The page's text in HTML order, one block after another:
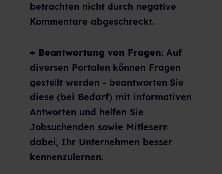
betrachten nicht durch negative
Kommentare abgeschreckt.
+ Beantwortung von Fragen: Auf
diversen Portalen können Fragen
gestellt werden - beantworten Sie
diese (bei Bedarf) mit informativen
Antworten und helfen Sie
Jobsuchenden sowie Mitlesern
dabei, Ihr Unternehmen besser
kennenzulernen.